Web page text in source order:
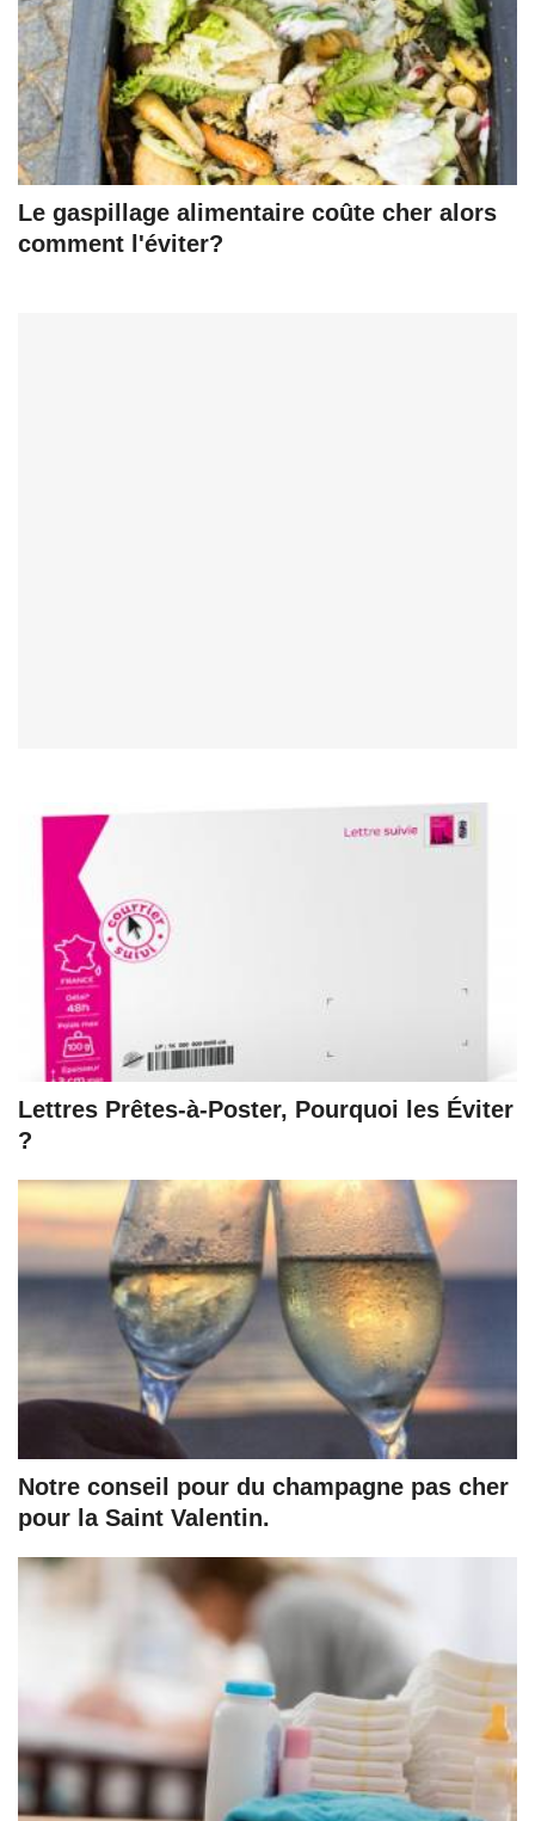
Le gaspillage alimentaire coûte cher alors
comment l'éviter?
Lettres Prêtes-à-Poster, Pourquoi les Éviter
?
Notre conseil pour du champagne pas cher
pour la Saint Valentin.